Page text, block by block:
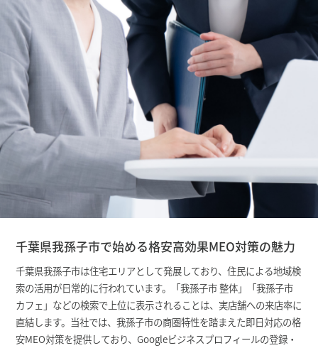
千葉県我孫子市で始める格安高効果MEO対策の魅力
千葉県我孫子市は住宅エリアとして発展しており、住民による地域検
索の活用が日常的に行われています。「我孫子市 整体」「我孫子市
カフェ」などの検索で上位に表示されることは、実店舗への来店率に
直結します。当社では、我孫子市の商圏特性を踏まえた即日対応の格
安MEO対策を提供しており、Googleビジネスプロフィールの登録・